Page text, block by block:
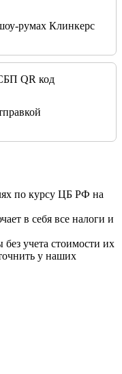
румах Клинкерс
QR код
по курсу ЦБ РФ на
в себя все налоги и
учета стоимости их
у наших